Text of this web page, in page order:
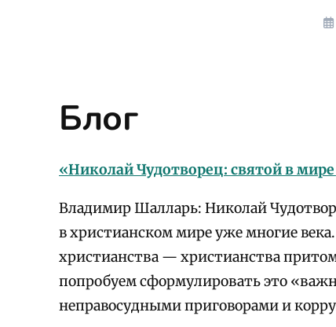
Блог
«Николай Чудотворец: святой в
Владимир Шалларь: Николай
в христианском мире уже многие
христианства — христианства
попробуем сформулировать это
неправосудными приговорами и